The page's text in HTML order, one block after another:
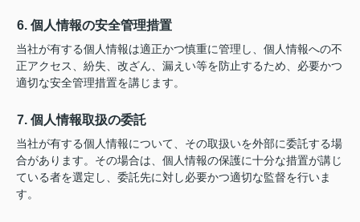
6. 個人情報の安全管理措置
当社が有する個人情報は適正かつ慎重に管理し、個人情報への不
正アクセス、紛失、改ざん、漏えい等を防止するため、必要かつ
適切な安全管理措置を講じます。
7. 個人情報取扱の委託
当社が有する個人情報について、その取扱いを外部に委託する場
合があります。その場合は、個人情報の保護に十分な措置が講じ
ている者を選定し、委託先に対し必要かつ適切な監督を行いま
す。